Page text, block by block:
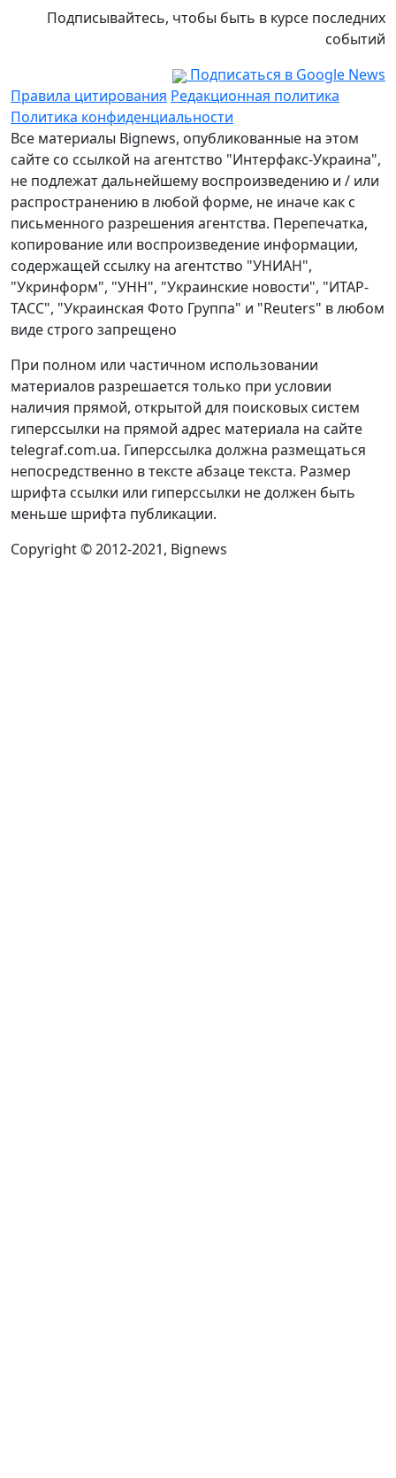
Подписывайтесь, чтобы быть в курсе последних
событий
Подписаться в Google News
Правила цитирования Редакционная политика
Политика конфиденциальности
Все материалы Bignews, опубликованные на этом
сайте со ссылкой на агентство "Интерфакс-Украина",
не подлежат дальнейшему воспроизведению и / или
распространению в любой форме, не иначе как с
письменного разрешения агентства. Перепечатка,
копирование или воспроизведение информации,
содержащей ссылку на агентство "УНИАН",
"Укринформ", "УНН", "Украинские новости", "ИТАР-
ТАСС", "Украинская Фото Группа" и "Reuters" в любом
виде строго запрещено
При полном или частичном использовании
материалов разрешается только при условии
наличия прямой, открытой для поисковых систем
гиперссылки на прямой адрес материала на сайте
telegraf.com.ua. Гиперссылка должна размещаться
непосредственно в тексте абзаце текста. Размер
шрифта ссылки или гиперссылки не должен быть
меньше шрифта публикации.
Copyright © 2012-2021, Bignews